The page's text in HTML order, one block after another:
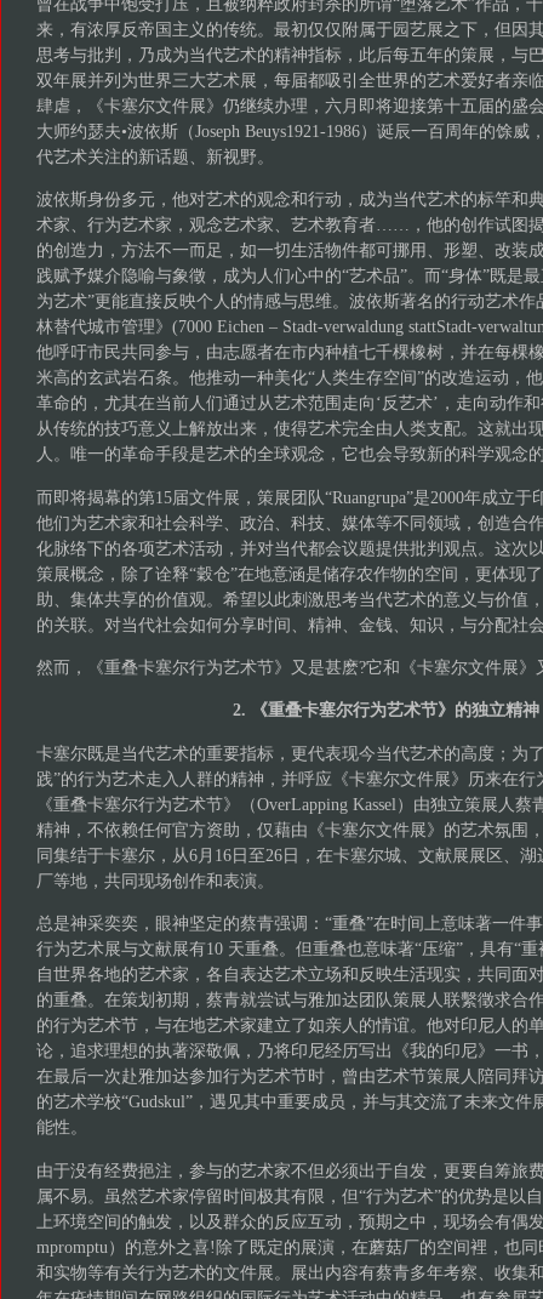
曾在战争中饱受打压，且被纳粹政府封杀的所谓“堕落艺术”作品，
来，有浓厚反帝国主义的传统。最初仅仅附属于园艺展之下，但因
思考与批判，乃成为当代艺术的精神指标，此后每五年的策展，与
双年展并列为世界三大艺术展，每届都吸引全世界的艺术爱好者亲
肆虐，《卡塞尔文件展》仍继续办理，六月即将迎接第十五届的盛
大师约瑟夫•波依斯（Joseph Beuys1921-1986）诞辰一百周年的馀
代艺术关注的新话题、新视野。
波依斯身份多元，他对艺术的观念和行动，成为当代艺术的标竿和
术家、行为艺术家，观念艺术家、艺术教育者……，他的创作试图
的创造力，方法不一而足，如一切生活物件都可挪用、形塑、改装
践赋予媒介隐喻与象徵，成为人们心中的“艺术品”。而“身体”既是
为艺术”更能直接反映个人的情感与思维。波依斯著名的行动艺术
林替代城市管理》(7000 Eichen – Stadt-verwaldung stattStadt-
他呼吁市民共同参与，由志愿者在市内种植七千棵橡树，并在每棵
米高的玄武岩石条。他推动一种美化“人类生存空间”的改造运动，
革命的，尤其在当前人们通过从艺术范围走向‘反艺术’，走向动作
从传统的技巧意义上解放出来，使得艺术完全由人类支配。这就出
人。唯一的革命手段是艺术的全球观念，它也会导致新的科学观念
而即将揭幕的第15届文件展，策展团队“Ruangrupa”是2000年成立
他们为艺术家和社会科学、政治、科技、媒体等不同领域，创造合
化脉络下的各项艺术活动，并对当代都会议题提供批判观点。这次
策展概念，除了诠释“穀仓”在地意涵是储存农作物的空间，更体现
助、集体共享的价值观。希望以此刺激思考当代艺术的意义与价值
的关联。对当代社会如何分享时间、精神、金钱、知识，与分配社
然而，《重叠卡塞尔行为艺术节》又是甚麽?它和《卡塞尔文件展》
2. 《重叠卡塞尔行为艺术节》的独立精神
卡塞尔既是当代艺术的重要指标，更代表现今当代艺术的高度；为
践”的行为艺术走入人群的精神，并呼应《卡塞尔文件展》历来在
《重叠卡塞尔行为艺术节》（OverLapping Kassel）由独立策展人
精神，不依赖任何官方资助，仅藉由《卡塞尔文件展》的艺术氛围
同集结于卡塞尔，从6月16日至26日，在卡塞尔城、文献展展区、
厂等地，共同现场创作和表演。
总是神采奕奕，眼神坚定的蔡青强调：“重叠”在时间上意味著一件
行为艺术展与文献展有10 天重叠。但重叠也意味著“压缩”，具有“重
自世界各地的艺术家，各自表达艺术立场和反映生活现实，共同面
的重叠。在策划初期，蔡青就尝试与雅加达团队策展人联繫徵求合
的行为艺术节，与在地艺术家建立了如亲人的情谊。他对印尼人的
论，追求理想的执著深敬佩，乃将印尼经历写出《我的印尼》一书
在最后一次赴雅加达参加行为艺术节时，曾由艺术节策展人陪同拜
的艺术学校“Gudskul”，遇见其中重要成员，并与其交流了未来文件
能性。
由于没有经费挹注，参与的艺术家不但必须出于自发，更要自筹旅
属不易。虽然艺术家停留时间极其有限，但“行为艺术”的优势是以
上环境空间的触发，以及群众的反应互动，预期之中，现场会有偶
mpromptu）的意外之喜!除了既定的展演，在蘑菇厂的空间裡，也
和实物等有关行为艺术的文件展。展出内容有蔡青多年考察、收集